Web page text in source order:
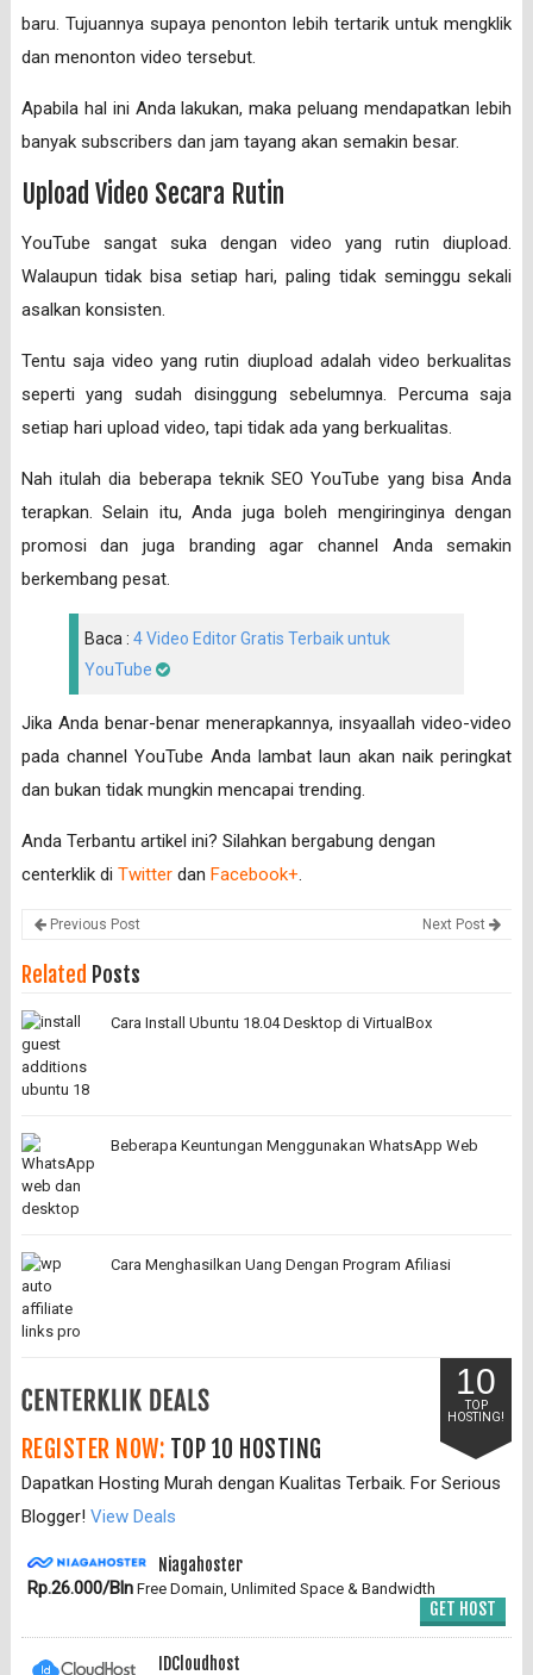
baru. Tujuannya supaya penonton lebih tertarik untuk mengklik
dan menonton video tersebut.
Apabila hal ini Anda lakukan, maka peluang mendapatkan lebih
banyak subscribers dan jam tayang akan semakin besar.
Upload Video Secara Rutin
YouTube sangat suka dengan video yang rutin diupload.
Walaupun tidak bisa setiap hari, paling tidak seminggu sekali
asalkan konsisten.
Tentu saja video yang rutin diupload adalah video berkualitas
seperti yang sudah disinggung sebelumnya. Percuma saja
setiap hari upload video, tapi tidak ada yang berkualitas.
Nah itulah dia beberapa teknik SEO YouTube yang bisa Anda
terapkan. Selain itu, Anda juga boleh mengiringinya dengan
promosi dan juga branding agar channel Anda semakin
berkembang pesat.
Baca : 4 Video Editor Gratis Terbaik untuk
YouTube
Jika Anda benar-benar menerapkannya, insyaallah video-video
pada channel YouTube Anda lambat laun akan naik peringkat
dan bukan tidak mungkin mencapai trending.
Anda Terbantu artikel ini? Silahkan bergabung dengan
centerklik di Twitterdan Facebook+.
Previous Post Next Post
Related Posts
Cara Install Ubuntu 18.04 Desktop di VirtualBox
Beberapa Keuntungan Menggunakan WhatsApp Web
Cara Menghasilkan Uang Dengan Program Afiliasi
10
TOP
HOSTING!
REGISTER NOW: TOP 10 HOSTING
Dapatkan Hosting Murah dengan Kualitas Terbaik. For Serious
Blogger! View Deals
Niagahoster
Rp.26.000/BlnFree Domain, Unlimited Space & Bandwidth
GET HOST
IDCloudhost